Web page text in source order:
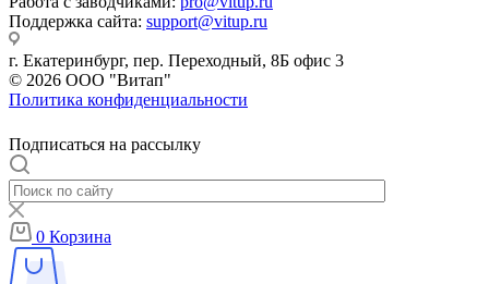
Поддержка сайта: support@vitup.ru
г. Екатеринбург, пер. Переходный, 8Б офис 3
© 2026 ООО "Витап"
Политика конфиденциальности
Подписаться на рассылку
0 Корзина